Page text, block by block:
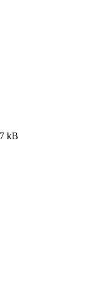
kB